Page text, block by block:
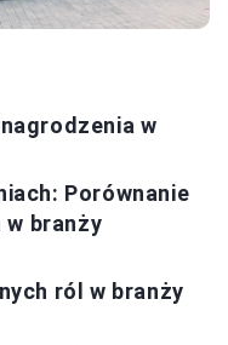
w
Porównanie
w branży
ról w branży